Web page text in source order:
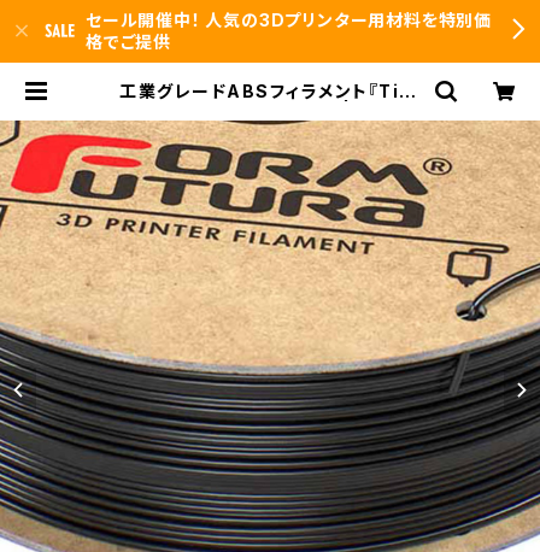
セール開催中！ 人気の3Dプリンター用材料を特別価
格でご提供
工業グレードABSフィラメント『Tita
d.arts